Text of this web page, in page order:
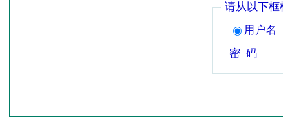
请从以下框
用户名
密 码